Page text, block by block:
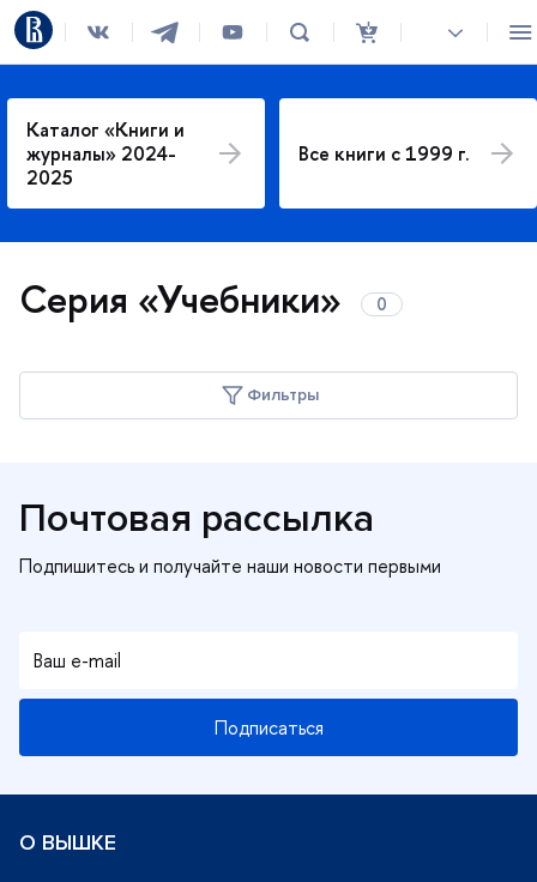
Каталог «Книги и
журналы» 2024-
2025
се книги с 1999 г.
Серия «Учебники»
Фильтры
Orientalia et Classica
POLYSTORIA
Альманах «ИСТОКИ»
Почтовая рассылка
Подписаться
О ВЫШКЕ